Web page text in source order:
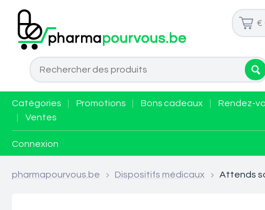
€
Catégories Promotions Bons cadeaux
Rendez-
Ventes
Connexion
pharmapourvous.be > Dispositifs médicaux > Attends